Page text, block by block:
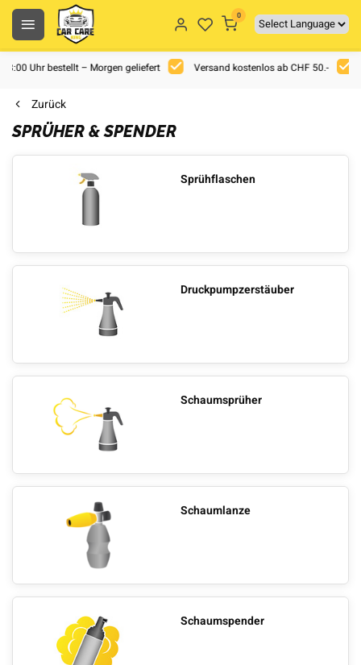
0
Uhr bestellt – Morgen geliefert Versand kostenlos ab CHF 50.-
Zurück
SPRÜHER & SPENDER
Sprühflaschen
Druckpumpzerstäuber
Schaumsprüher
Schaumlanze
Schaumspender